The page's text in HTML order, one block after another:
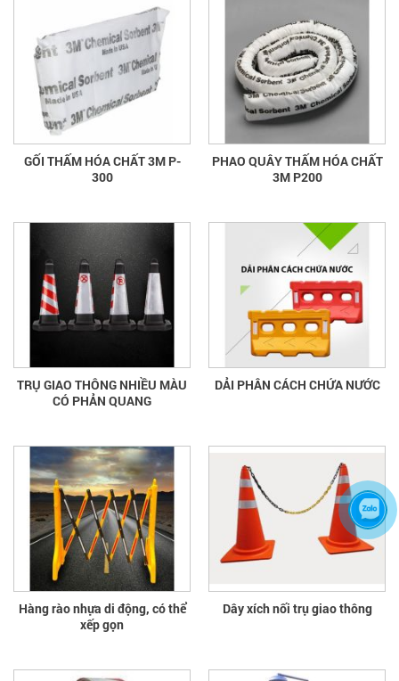
GỐI THẤM HÓA CHẤT 3M P-
300
PHAO QUÂY THẤM HÓA CHẤT
3M P200
TRỤ GIAO THÔNG NHIỀU MÀU
CÓ PHẢN QUANG
DẢI PHÂN CÁCH CHỨA NƯỚC
Hàng rào nhựa di động, có thể
xếp gọn
Dây xích nối trụ giao thông